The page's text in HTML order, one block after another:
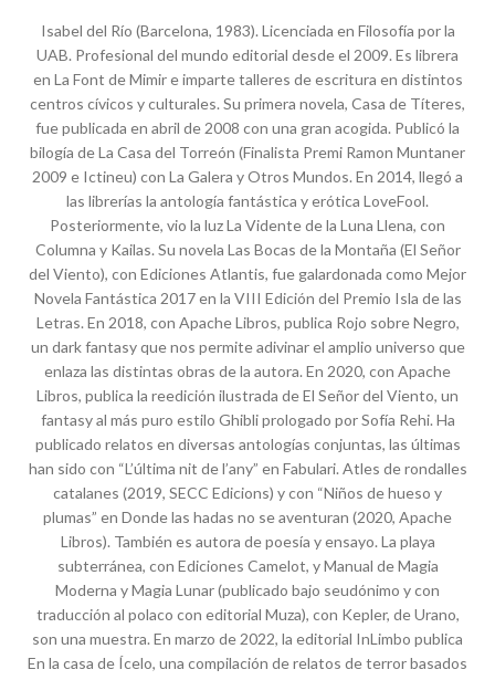
Isabel del Río (Barcelona, 1983). Licenciada en Filosofía por la
UAB. Profesional del mundo editorial desde el 2009. Es librera
en La Font de Mimir e imparte talleres de escritura en distintos
centros cívicos y culturales. Su primera novela, Casa de Títeres,
fue publicada en abril de 2008 con una gran acogida. Publicó la
bilogía de La Casa del Torreón (Finalista Premi Ramon Muntaner
2009 e Ictineu) con La Galera y Otros Mundos. En 2014, llegó a
las librerías la antología fantástica y erótica LoveFool.
Posteriormente, vio la luz La Vidente de la Luna Llena, con
Columna y Kailas. Su novela Las Bocas de la Montaña (El Señor
del Viento), con Ediciones Atlantis, fue galardonada como Mejor
Novela Fantástica 2017 en la VIII Edición del Premio Isla de las
Letras. En 2018, con Apache Libros, publica Rojo sobre Negro,
un dark fantasy que nos permite adivinar el amplio universo que
enlaza las distintas obras de la autora. En 2020, con Apache
Libros, publica la reedición ilustrada de El Señor del Viento, un
fantasy al más puro estilo Ghibli prologado por Sofía Rehi. Ha
publicado relatos en diversas antologías conjuntas, las últimas
han sido con “L’última nit de l’any” en Fabulari. Atles de rondalles
catalanes (2019, SECC Edicions) y con “Niños de hueso y
plumas” en Donde las hadas no se aventuran (2020, Apache
Libros). También es autora de poesía y ensayo. La playa
subterránea, con Ediciones Camelot, y Manual de Magia
Moderna y Magia Lunar (publicado bajo seudónimo y con
traducción al polaco con editorial Muza), con Kepler, de Urano,
son una muestra. En marzo de 2022, la editorial InLimbo publica
En la casa de Ícelo, una compilación de relatos de terror basados